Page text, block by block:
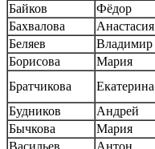
Байков
Фёдор
Бахвалова
Анастасия
Беляев
Владимир
Борисова
Мария
Братчикова
Екатерина
Будников
Андрей
Бычкова
Мария
Васильев
Антон